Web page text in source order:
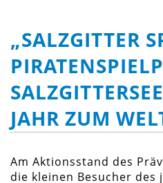
„SALZGITTER
JAHR ZUM
Am Aktionsstand des
die kleinen Besucher des